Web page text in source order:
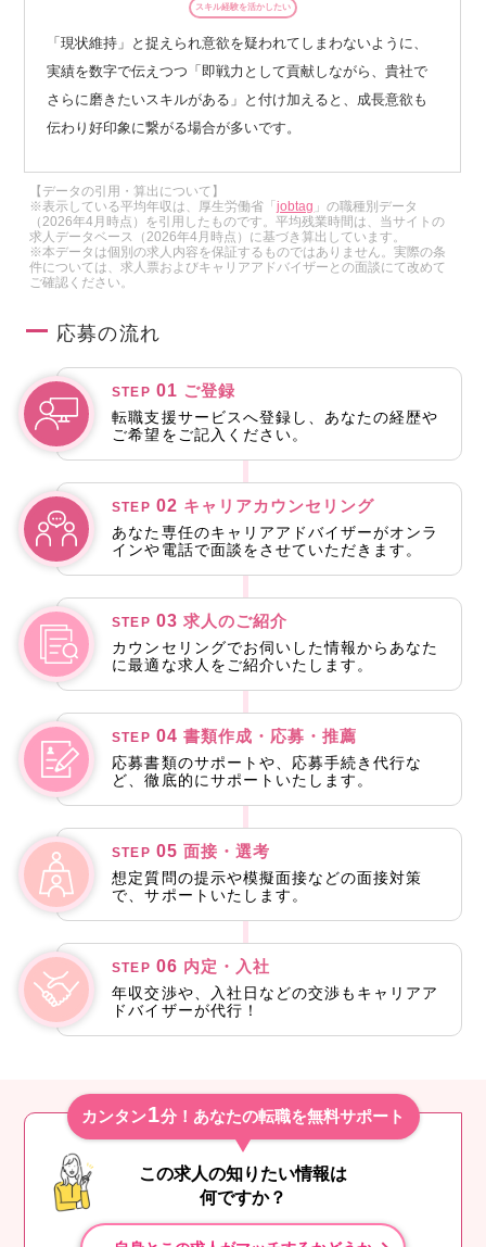
スキル経験を活かしたい
「現状維持」と捉えられ意欲を疑われてしまわないように、
実績を数字で伝えつつ「即戦力として貢献しながら、貴社で
さらに磨きたいスキルがある」と付け加えると、成長意欲も
伝わり好印象に繋がる場合が多いです。
【データの引用・算出について】
※表示している平均年収は、厚生労働省「jobtag 」の職種別データ
（2026年4月時点）を引用したものです。平均残業時間は、当サイトの
求人データベース（2026年4月時点）に基づき算出しています。
※本データは個別の求人内容を保証するものではありません。実際の条
件については、求人票およびキャリアアドバイザーとの面談にて改めて
ご確認ください。
応募の流れ
STEP 01 ご登録
転職支援サービスへ登録し、あなたの経歴や
ご希望をご記入ください。
STEP 02 キャリアカウンセリング
あなた専任のキャリアアドバイザーがオンラ
インや電話で面談をさせていただきます。
STEP 03 求人のご紹介
カウンセリングでお伺いした情報からあなた
に最適な求人をご紹介いたします。
STEP 04 書類作成・応募・推薦
応募書類のサポートや、応募手続き代行な
ど、徹底的にサポートいたします。
STEP 05 面接・選考
想定質問の提示や模擬面接などの面接対策
で、サポートいたします。
STEP 06 内定・入社
年収交渉や、入社日などの交渉もキャリアア
ドバイザーが代行！
カンタン1分！あなたの転職を無料サポート
この求人の知りたい情報は
何ですか？